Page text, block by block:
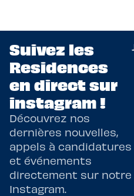
Suivez les
Residences
en direct sur
instagram !
Découvrez nos
dernières nouvelles,
appels à candidatures
et événements
directement sur notre
Instagram.